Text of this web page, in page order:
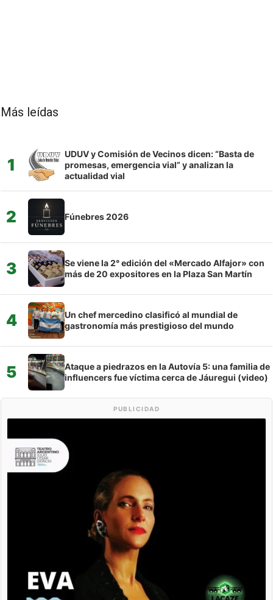
Más leídas
1
UDUV y Comisión de Vecinos dicen: “Basta de
promesas, emergencia vial” y analizan la
actualidad vial
2 Fúnebres 2026
3
Se viene la 2° edición del «Mercado Alfajor» con
más de 20 expositores en la Plaza San Martín
4
Un chef mercedino clasificó al mundial de
gastronomía más prestigioso del mundo
5
Ataque a piedrazos en la Autovía 5: una familia de
influencers fue víctima cerca de Jáuregui (video)
PUBLICIDAD